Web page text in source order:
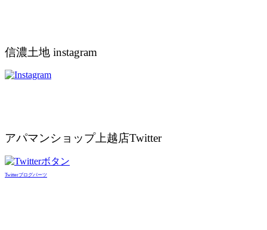
信濃土地 instagram
アパマンショップ上越店Twitter
Twitterブログパーツ